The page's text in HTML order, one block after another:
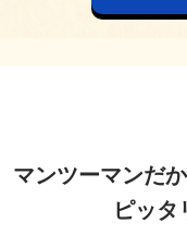
マンツーマンだ
ピッタ